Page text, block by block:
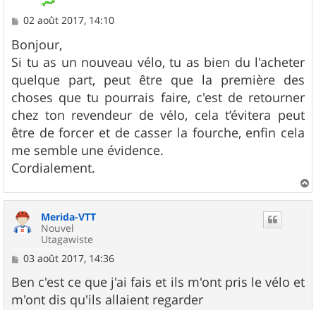
M
s
s
a
g
e
02 août 2017, 14:10
Bonjour,
Si tu as un nouveau vélo, tu as bien du l'acheter
quelque part, peut être que la première des
choses que tu pourrais faire, c'est de retourner
chez ton revendeur de vélo, cela t’évitera peut
être de forcer et de casser la fourche, enfin cela
me semble une évidence.
Cordialement.
a
Merida-VTT
Nouvel
Utagawiste
M
s
s
a
03 août 2017, 14:36
Ben c'est ce que j'ai fais et ils m'ont pris le vélo et
m'ont dis qu'ils allaient regarder